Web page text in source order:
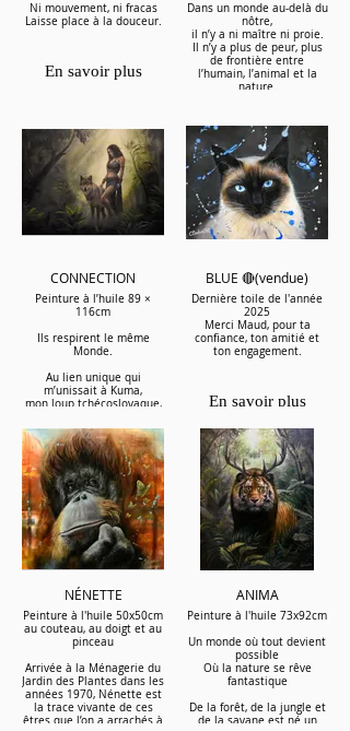
Ni mouvement, ni fracas
Laisse place à la douceur.
En savoir plus
Dans un monde au-delà du
nôtre,
il n’y a ni maître ni proie.
Il n’y a plus de peur, plus
de frontière entre
l’humain, l’animal et la
nature.
Ils sont issus du même
monde, de la même
essence.
Comme si, après le
passage sur Terre,
tout redevenait simple,
tout redevenait un.
Là où il n’y a plus de
domination,
il ne reste que l’harmonie.
En savoir plus
CONNECTION
Peinture à l’huile 89 ×
116cm
Ils respirent le même
Monde.
Au lien unique qui
m’unissait à Kuma,
mon loup tchécoslovaque,
Dédiée à l’association
FERUS, qui œuvre pour la
protection des grands
prédateurs
et la préservation du lien
essentiel entre l’humain et
le sauvage.
25% des bénéfices de la
vente de l'œuvre originale
et des reproductions
numérotées leur seront
reversés.
En savoir plus
BLUE 🔴(vendue)
Dernière toile de l'année
2025
Merci Maud, pour ta
confiance, ton amitié et
ton engagement.
En savoir plus
NÉNETTE
Peinture à l'huile 50x50cm
au couteau, au doigt et au
pinceau
Arrivée à la Ménagerie du
Jardin des Plantes dans les
années 1970, Nénette est
la trace vivante de ces
êtres que l’on a arrachés à
ANIMA
Peinture à l'huile 73x92cm
Un monde où tout devient
possible
Où la nature se rêve
fantastique
De la forêt, de la jungle et
de la savane est né un